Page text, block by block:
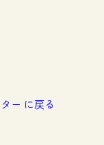
ー に戻る